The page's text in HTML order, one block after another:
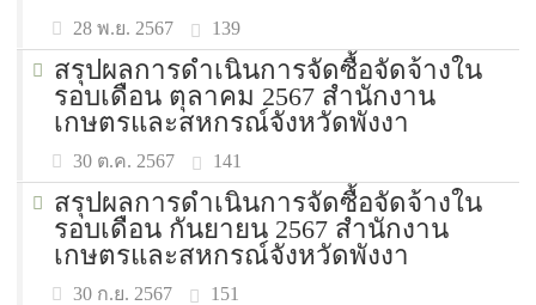
28 พ.ย. 2567 139
สรุปผลการดำเนินการจัดซื้อจัดจ้างใน
รอบเดือน ตุลาคม 2567 สำนักงาน
เกษตรและสหกรณ์จังหวัดพังงา
30 ต.ค. 2567 141
สรุปผลการดำเนินการจัดซื้อจัดจ้างใน
รอบเดือน กันยายน 2567 สำนักงาน
เกษตรและสหกรณ์จังหวัดพังงา
30 ก.ย. 2567 151